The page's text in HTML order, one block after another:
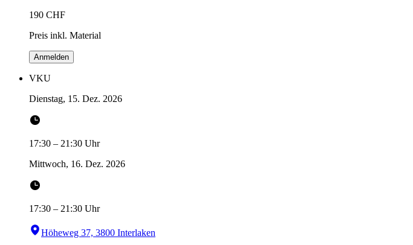
190 CHF
Preis inkl. Material
Anmelden
VKU
Dienstag, 15. Dez. 2026
17:30 – 21:30 Uhr
Mittwoch, 16. Dez. 2026
17:30 – 21:30 Uhr
Höheweg 37, 3800 Interlaken